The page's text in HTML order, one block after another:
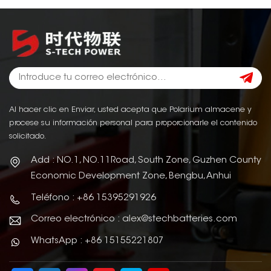
Al hacer clic en Enviar, usted acepta que Polarium almacene y
procese su información personal para proporcionarle el contenido
solicitado.
Add : NO.1, NO.11Road, South Zone, Guzhen County
Economic Development Zone, Bengbu, Anhui
Teléfono : +86 15395291926
Correo electrónico : alex@stechbatteries.com
WhatsApp : +86 15155221807